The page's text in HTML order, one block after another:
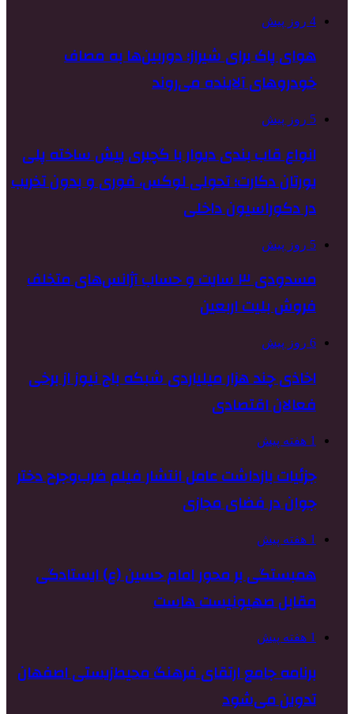
4 روز پیش
هوای پاک برای شیراز؛ دوربین‌ها به مصاف
خودروهای آلاینده می‌روند
5 روز پیش
انواع قاب بندی دیوار با گچبری پیش ساخته پلی
یورتان دکارت؛ تحولی لوکس، فوری و بدون تخریب
در دکوراسیون داخلی
5 روز پیش
مسدودی ۳ سایت و حساب آژانس‌های متخلف
فروش بلیت اربعین
6 روز پیش
اخاذی چند هزار میلیاردی شبکه باج نیوز از برخی
فعالان اقتصادی
1 هفته پیش
جزئیات بازداشت عامل انتشار فیلم ضرب‌وجرح دختر
جوان در فضای مجازی
1 هفته پیش
همبستگی بر محور امام حسین (ع) ایستادگی
مقابل صهیونیست هاست
1 هفته پیش
برنامه جامع ارتقای فرهنگ محیط‌زیستی اصفهان
تدوین می‌شود